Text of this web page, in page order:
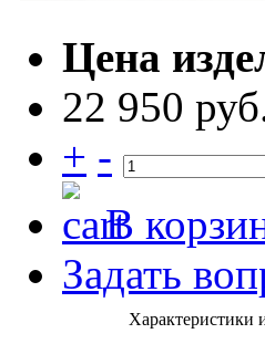
Цена
22 950
+ -
В
Задать
Характеристики